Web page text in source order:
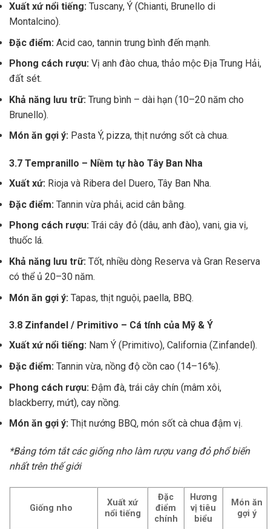
Xuất xứ nổi tiếng: Tuscany, Ý (Chianti, Brunello di
Montalcino).
Đặc điểm: Acid cao, tannin trung bình đến mạnh.
Phong cách rượu: Vị anh đào chua, thảo mộc Địa Trung Hải,
đất sét.
Khả năng lưu trữ: Trung bình – dài hạn (10–20 năm cho
Brunello).
Món ăn gợi ý: Pasta Ý, pizza, thịt nướng sốt cà chua.
3.7 Tempranillo – Niềm tự hào Tây Ban Nha
Xuất xứ: Rioja và Ribera del Duero, Tây Ban Nha.
Đặc điểm: Tannin vừa phải, acid cân bằng.
Phong cách rượu: Trái cây đỏ (dâu, anh đào), vani, gia vị,
thuốc lá.
Khả năng lưu trữ: Tốt, nhiều dòng Reserva và Gran Reserva
có thể ủ 20–30 năm.
Món ăn gợi ý: Tapas, thịt nguội, paella, BBQ.
3.8 Zinfandel / Primitivo – Cá tính của Mỹ & Ý
Xuất xứ nổi tiếng: Nam Ý (Primitivo), California (Zinfandel).
Đặc điểm: Tannin vừa, nồng độ cồn cao (14–16%).
Phong cách rượu: Đậm đà, trái cây chín (mâm xôi,
blackberry, mứt), cay nồng.
Món ăn gợi ý: Thịt nướng BBQ, món sốt cà chua đậm vị.
*Bảng tóm tắt các giống nho làm rượu vang đỏ phổ biến
nhất trên thế giới
Giống nho
Xuất xứ
nổi tiếng
Đặc
điểm
chính
Hương
vị tiêu
biểu
Món ăn
gợi ý